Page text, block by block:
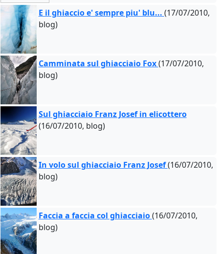
E il ghiaccio e' sempre piu' blu... (17/07/2010,
blog)
Camminata sul ghiacciaio Fox(17/07/2010,
blog)
Sul ghiacciaio Franz Josef in elicottero
(16/07/2010, blog)
In volo sul ghiacciaio Franz Josef(16/07/2010,
blog)
Faccia a faccia col ghiacciaio(16/07/2010,
blog)